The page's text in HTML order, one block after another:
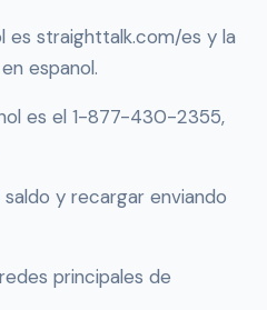
es straighttalk.com/es y la
espanol.
es el 1-877-430-2355,
y recargar enviando
principales de